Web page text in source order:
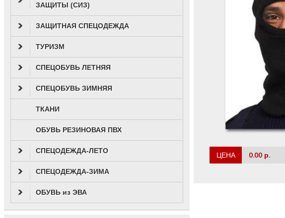
ЦЕНА 0.00 р.
ЗАЩИТЫ (СИЗ)
ЗАЩИТНАЯ СПЕЦОДЕЖДА
ТУРИЗМ
СПЕЦОБУВЬ ЛЕТНЯЯ
СПЕЦОБУВЬ ЗИМНЯЯ
ТКАНИ
ОБУВЬ РЕЗИНОВАЯ ПВХ
СПЕЦОДЕЖДА-ЛЕТО
СПЕЦОДЕЖДА-ЗИМА
ОБУВЬ из ЭВА